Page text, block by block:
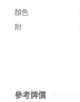
顏色
附
參考牌價